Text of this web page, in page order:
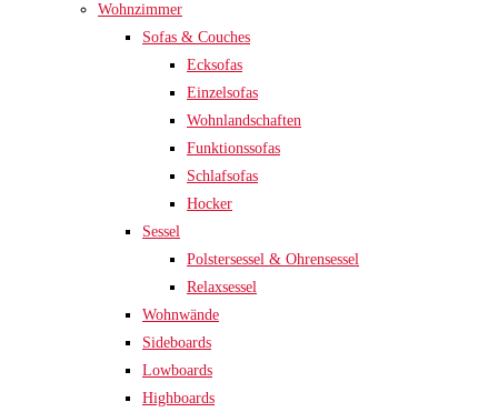
Wohnzimmer
Sofas & Couches
Ecksofas
Einzelsofas
Wohnlandschaften
Funktionssofas
Schlafsofas
Hocker
Sessel
Polstersessel & Ohrensessel
Relaxsessel
Wohnwände
Sideboards
Lowboards
Highboards